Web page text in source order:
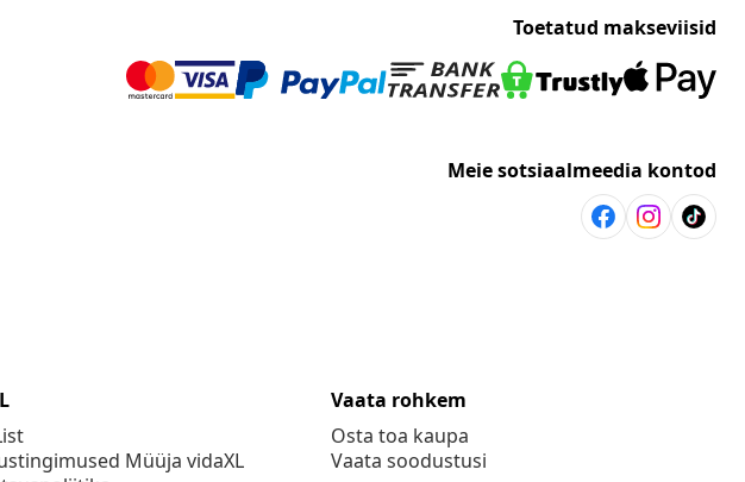
Toetatud makseviisid
Meie sotsiaalmeedia kontod
Müüja vidaXL
Vaata rohkem
Osta toa kaupa
Vaata soodustusi